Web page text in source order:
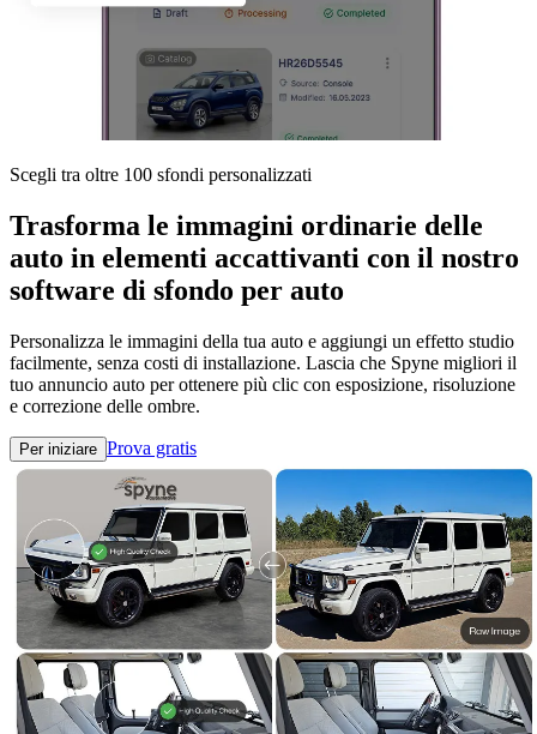
Scegli tra oltre 100 sfondi personalizzati
Trasforma le immagini ordinarie delle
auto in elementi accattivanti con il nostro
software di sfondo per auto
Personalizza le immagini della tua auto e aggiungi un effetto studio
facilmente, senza costi di installazione. Lascia che Spyne migliori il
tuo annuncio auto per ottenere più clic con esposizione, risoluzione
e correzione delle ombre.
Per iniziare Prova gratis